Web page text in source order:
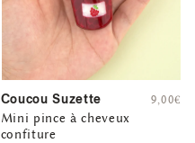
Coucou Suzette
Mini pince à cheveux
confiture
9,00€